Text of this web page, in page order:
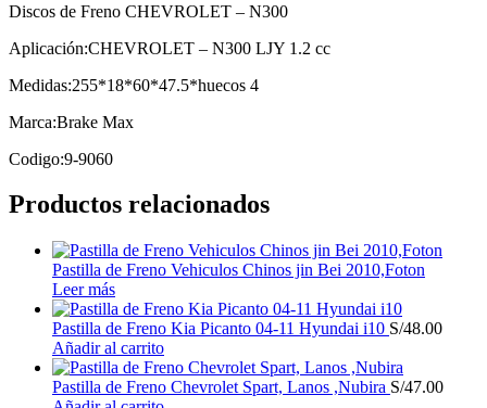
Discos de Freno CHEVROLET – N300
Aplicación:CHEVROLET – N300 LJY 1.2 cc
Medidas:255*18*60*47.5*huecos 4
Marca:Brake Max
Codigo:9-9060
Productos relacionados
Pastilla de Freno Vehiculos Chinos jin Bei 2010,Foton
Leer más
Pastilla de Freno Kia Picanto 04-11 Hyundai i10 S/48.00
Añadir al carrito
Pastilla de Freno Chevrolet Spart, Lanos ,Nubira S/47.00